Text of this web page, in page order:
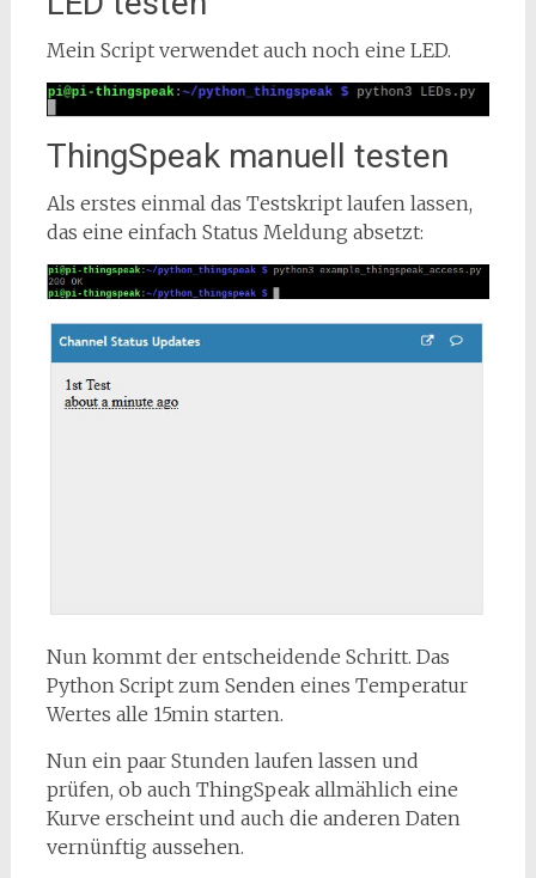
Mein Script verwendet auch noch eine LED.
ThingSpeak manuell testen
Als erstes einmal das Testskript laufen lassen,
das eine einfach Status Meldung absetzt:
Nun kommt der entscheidende Schritt. Das
Python Script zum Senden eines Temperatur
Wertes alle 15min starten.
Nun ein paar Stunden laufen lassen und
prüfen, ob auch ThingSpeak allmählich eine
Kurve erscheint und auch die anderen Daten
vernünftig aussehen.